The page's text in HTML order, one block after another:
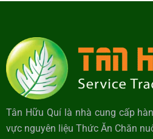
Tân Hữu Quí là nhà cung cấp
vực nguyên liệu Thức Ăn Chăn